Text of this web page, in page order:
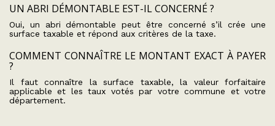
UN ABRI DÉMONTABLE EST-IL CONCERNÉ ?
Oui, un abri démontable peut être concerné s’il crée une
surface taxable et répond aux critères de la taxe.
COMMENT CONNAÎTRE LE MONTANT EXACT À PAYER
?
Il faut connaître la surface taxable, la valeur forfaitaire
applicable et les taux votés par votre commune et votre
département.